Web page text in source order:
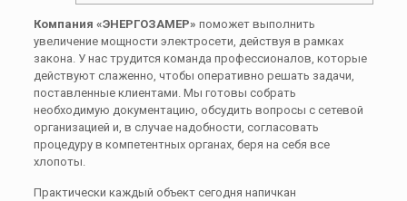
Компания «ЭНЕРГОЗАМЕР» поможет выполнить
увеличение мощности электросети, действуя в рамках
закона. У нас трудится команда профессионалов, которые
действуют слаженно, чтобы оперативно решать задачи,
поставленные клиентами. Мы готовы собрать
необходимую документацию, обсудить вопросы с сетевой
организацией и, в случае надобности, согласовать
процедуру в компетентных органах, беря на себя все
хлопоты.
Практически каждый объект сегодня напичкан